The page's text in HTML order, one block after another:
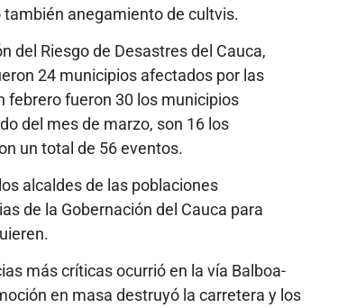
anegamiento de cultvis.
del Riesgo de Desastres del Cauca,
24 municipios afectados por las
febrero fueron 30 los municipios
del mes de marzo, son 16 los
un total de 56 eventos.
alcaldes de las poblaciones
de la Gobernación del Cauca para
más críticas ocurrió en la vía Balboa-
en masa destruyó la carretera y los